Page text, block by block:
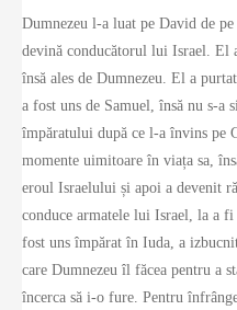
Dumnezeu l-a luat pe David de
devină conducătorul lui Israel. El
însă ales de Dumnezeu. El a
a fost uns de Samuel, însă nu s-a
împăratului după ce l-a învins pe
momente uimitoare în viața sa,
eroul Israelului și apoi a devenit
conduce armatele lui Israel, la a
fost uns împărat în Iuda, a
care Dumnezeu îl făcea pentru a
încerca să i-o fure. Pentru